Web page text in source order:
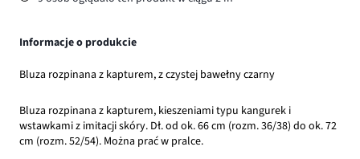
Informacje o produkcie
Bluza rozpinana z kapturem, z czystej bawełny czarny
Bluza rozpinana z kapturem, kieszeniami typu kangurek i
wstawkami z imitacji skóry. Dł. od ok. 66 cm (rozm. 36/38) do ok. 72
cm (rozm. 52/54). Można prać w pralce.